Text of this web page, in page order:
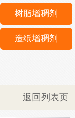
树脂增稠剂
造纸增稠剂
返回列表页